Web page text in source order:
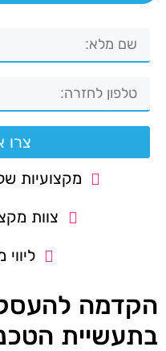
צרו
מקצועיות של
צוות
הקדמה
בתעשיית